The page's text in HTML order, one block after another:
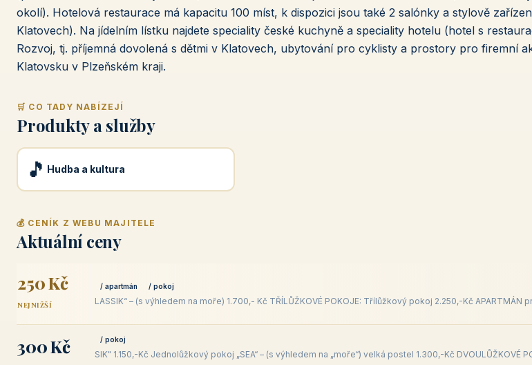
okolí). Hotelová restaurace má kapacitu 100 míst, k dispozici jsou také 2 salónky a stylově
Klatovech). Na jídelním lístku najdete speciality české kuchyně a speciality hotelu (hotel s
Rozvoj, tj. příjemná dovolená s dětmi v Klatovech, ubytování pro cyklisty a prostory pro firemní
Klatovsku v Plzeňském kraji.
🛒 CO TADY NABÍZEJÍ
Produkty a služby
🎵 Hudba a kultura
💰 CENÍK Z WEBU MAJITELE
Aktuální ceny
250 Kč
NEJNIŽŠÍ
/ apartmán / pokoj
LASSIK“ – (s výhledem na moře) 1.700,- Kč TŘÍLŮŽKOVÉ POKOJE: Třílůžkový pokoj 2.250,-Kč APARTMÁN
300 Kč / pokoj
SIK" 1.150,-Kč Jednolůžkový pokoj „SEA“ – (s výhledem na „moře“) velká postel 1.300,-Kč DVOULŮŽKOVÉ